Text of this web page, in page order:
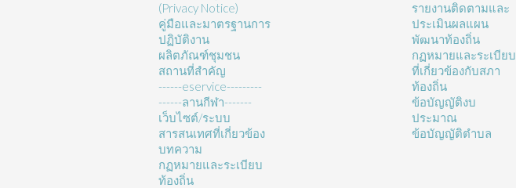
(Privacy Notice)
คู่มือและมาตรฐานการ
ปฏิบัติงาน
ผลิตภัณฑ์ชุมชน
สถานที่สำคัญ
------eservice---------
------ลานกีฬา-------
เว็บไซต์/ระบบ
สารสนเทศที่เกี่ยวข้อง
บทความ
กฏหมายและระเบียบ
ท้องถิ่น
รายงานติดตามและ
ประเมินผลแผน
พัฒนาท้องถิ่น
กฏหมายและระเบียบ
ที่เกี่ยวข้องกับสภา
ท้องถิ่น
ข้อบัญญัติงบ
ประมาณ
ข้อบัญญัติตำบล